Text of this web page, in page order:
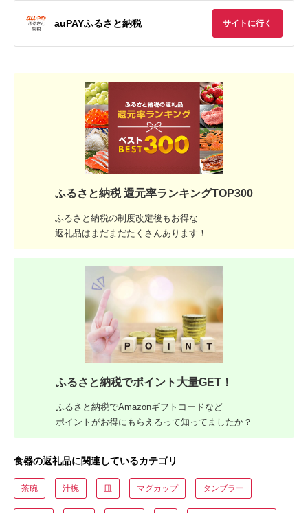
auPAYふるさと納税 サイトに行く
ふるさと納税 還元率ランキングTOP300
ふるさと納税の制度改定後もお得な
返礼品はまだまだたくさんあります！
ふるさと納税でポイント大量GET！
ふるさと納税でAmazonギフトコードなど
ポイントがお得にもらえるって知ってましたか？
食器の返礼品に関連しているカテゴリ
茶碗 汁椀 皿 マグカップ タンブラー